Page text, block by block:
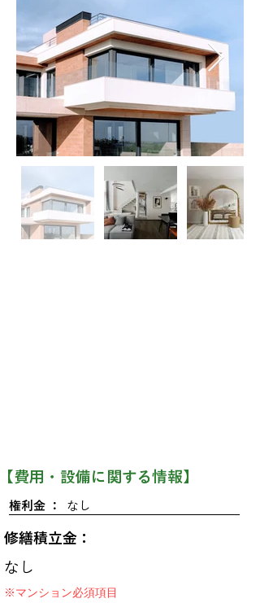
費用・設備に関する情報】
権利金 ： なし
修繕積立金：
なし
※マンション必須項目